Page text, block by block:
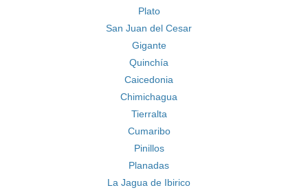
Plato
San Juan del Cesar
Gigante
Quinchía
Caicedonia
Chimichagua
Tierralta
Cumaribo
Pinillos
Planadas
La Jagua de Ibirico